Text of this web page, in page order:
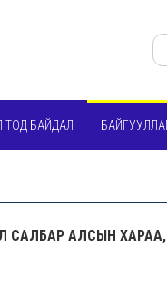
ТОД БАЙДАЛ
САЛБАР АЛСЫН ХАРАА,